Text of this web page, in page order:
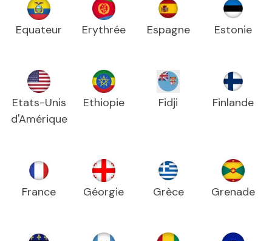
Equateur Erythrée Espagne Estonie
Etats-Unis
d'Amérique
Ethiopie Fidji Finlande
France Géorgie Grèce Grenade